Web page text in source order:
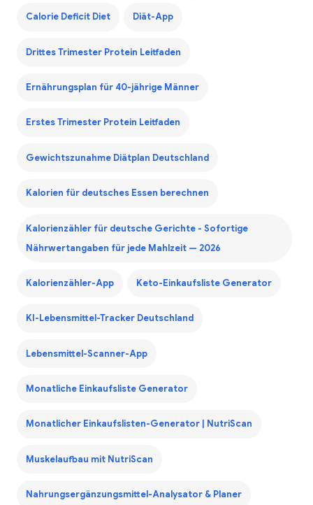
Calorie Deficit Diet Diät-App
Drittes Trimester Protein Leitfaden
Ernährungsplan für 40-jährige Männer
Erstes Trimester Protein Leitfaden
Gewichtszunahme Diätplan Deutschland
Kalorien für deutsches Essen berechnen
Kalorienzähler für deutsche Gerichte - Sofortige
Nährwertangaben für jede Mahlzeit — 2026
Kalorienzähler-App Keto-Einkaufsliste Generator
KI-Lebensmittel-Tracker Deutschland
Lebensmittel-Scanner-App
Monatliche Einkaufsliste Generator
Monatlicher Einkaufslisten-Generator | NutriScan
Muskelaufbau mit NutriScan
Nahrungsergänzungsmittel-Analysator & Planer